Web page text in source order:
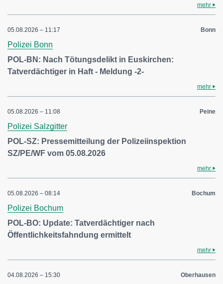
mehr
05.08.2026 – 11:17 Bonn
Polizei Bonn
POL-BN: Nach Tötungsdelikt in Euskirchen:
Tatverdächtiger in Haft - Meldung -2-
mehr
05.08.2026 – 11:08 Peine
Polizei Salzgitter
POL-SZ: Pressemitteilung der Polizeiinspektion
SZ/PE/WF vom 05.08.2026
mehr
05.08.2026 – 08:14 Bochum
Polizei Bochum
POL-BO: Update: Tatverdächtiger nach
Öffentlichkeitsfahndung ermittelt
mehr
04.08.2026 – 15:30 Oberhausen